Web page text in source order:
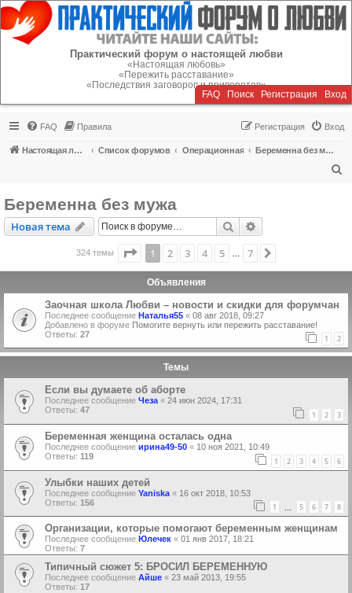
Регистрация
Практический форум о настоящей любви
«Настоящая любовь»
«Пережить расставание»
«Последствия заговоров и приворотов»
FAQ Поиск Регистрация Вход
FAQ Правила Вход
Регистрация
Настоящая любовь Список форумов Операционная
Беременна без мужа
Беременна без мужа
Новая тема
Новаятема Поиск
324 темы Страница из
1 2 3 4 5 7
Объявления
Заочная школа Любви – новости и скидки для форумчан
Последнее сообщение Наталья55 « 08 авг 2018, 09:27
Добавлено в форуме Помогите вернуть или пережить расставание!
Ответы: 27 1 2
Темы
Если вы думаете об аборте
Последнее сообщение Чеза « 24 июн 2024, 17:31
Ответы: 47 1 2 3
Беременная женщина осталась одна
Последнее сообщение ирина49-50 « 10 ноя 2021, 10:49
Ответы: 119 1 2 3 4 5 6
Улыбки наших детей
Последнее сообщение Yaniska « 16 окт 2018, 10:53
Ответы: 156 1 5 6 7 8
Организации, которые помогают беременным женщинам
Последнее сообщение Юлечек « 01 янв 2017, 18:21
Ответы: 7
Типичный сюжет 5: БРОСИЛ БЕРЕМЕННУЮ
Последнее сообщение Айше « 23 май 2013, 19:55
Ответы: 17